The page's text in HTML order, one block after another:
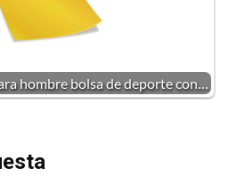
hombre bolsa de deporte con…